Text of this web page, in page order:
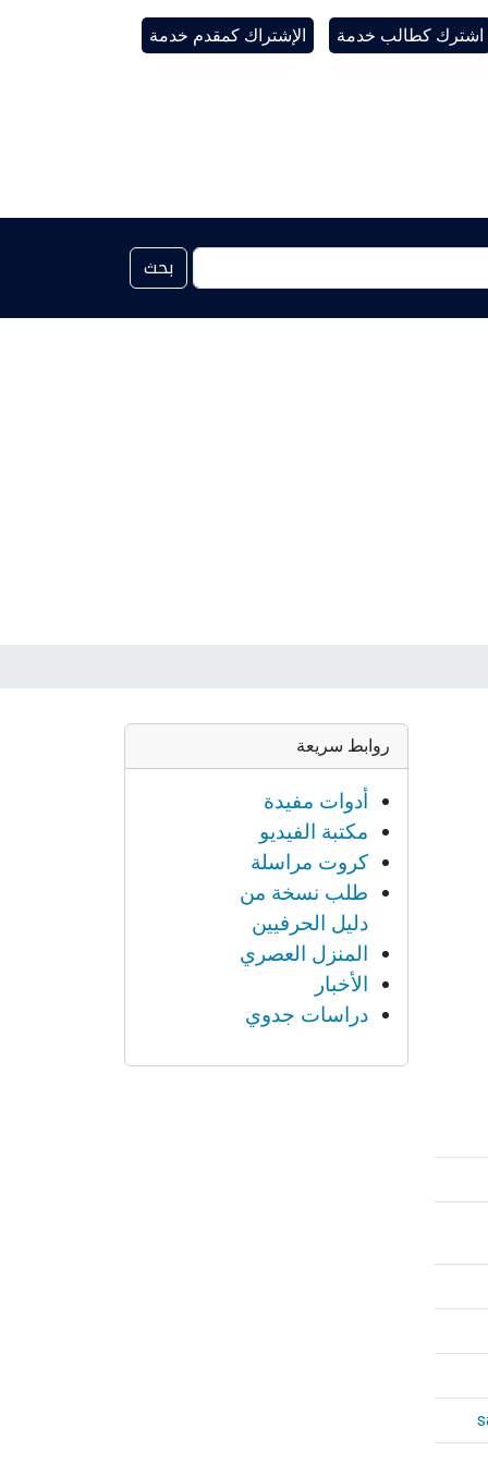
اشترك كطالب خدمة الإشتراك كمقدم خدمة
بحث
روابط سريعة
أدوات مفيدة
مكتبة الفيديو
كروت مراسلة
طلب نسخة من
دليل الحرفيين
المنزل العصري
الأخبار
دراسات جدوي